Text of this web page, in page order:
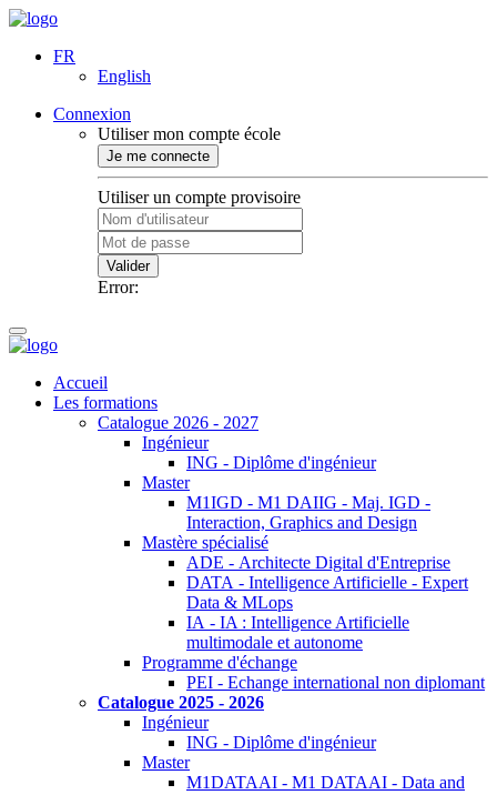
FR
English
Connexion
Utiliser mon compte école
Je me connecte
Utiliser un compte provisoire
Valider
Error:
Accueil
Les formations
Catalogue 2026 - 2027
Ingénieur
ING - Diplôme d'ingénieur
Master
M1IGD - M1 DAIIG - Maj. IGD -
Interaction, Graphics and Design
Mastère spécialisé
ADE - Architecte Digital d'Entreprise
DATA - Intelligence Artificielle - Expert
Data & MLops
IA - IA : Intelligence Artificielle
multimodale et autonome
Programme d'échange
PEI - Echange international non diplomant
Catalogue 2025 - 2026
Ingénieur
ING - Diplôme d'ingénieur
Master
M1DATAAI - M1 DATAAI - Data and